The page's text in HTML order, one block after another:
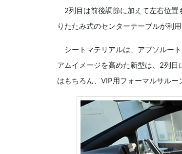
2列目は前後調節に加えて左右位置
りたたみ式のセンターテーブルが利
シートマテリアルは、アブソルー
アムイメージを高めた新型は、2列
はもちろん、VIP用フォーマルサルー